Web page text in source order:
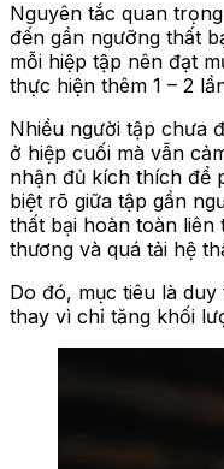
Nguyên tắc quan
đến gần ngưỡng thất
mỗi hiệp tập nên đạt
thực hiện thêm 1 – 2
Nhiều người tập chưa
ở hiệp cuối mà vẫn
nhận đủ kích thích để
biệt rõ giữa tập gần
thất bại hoàn toàn liên
thương và quá tải hệ
Do đó, mục tiêu là duy
thay vì chỉ tăng khối